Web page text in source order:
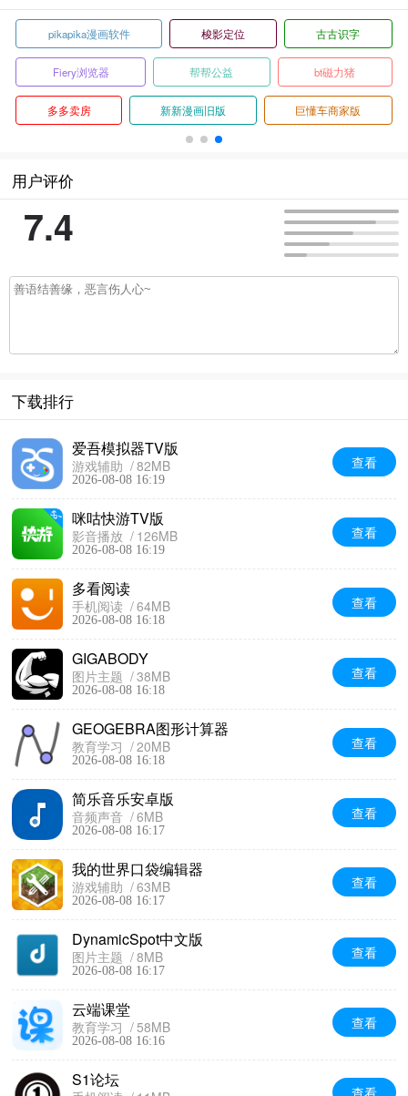
pikapika漫画软件 梭影定位 古古识字
Fiery浏览器 帮帮公益 bt磁力猪
多多卖房 新新漫画旧版 巨懂车商家版
用户评价
7.4
下载排行
爱吾模拟器TV版
游戏辅助 82MB
2026-08-08 16:19
查看
咪咕快游TV版
影音播放 126MB
2026-08-08 16:19
查看
多看阅读
手机阅读 64MB
2026-08-08 16:18
查看
GIGABODY
图片主题 38MB
2026-08-08 16:18
查看
GEOGEBRA图形计算器
教育学习 20MB
2026-08-08 16:18
查看
简乐音乐安卓版
音频声音 6MB
2026-08-08 16:17
查看
我的世界口袋编辑器
游戏辅助 63MB
2026-08-08 16:17
查看
DynamicSpot中文版
图片主题 8MB
2026-08-08 16:17
查看
云端课堂
教育学习 58MB
2026-08-08 16:16
查看
S1论坛